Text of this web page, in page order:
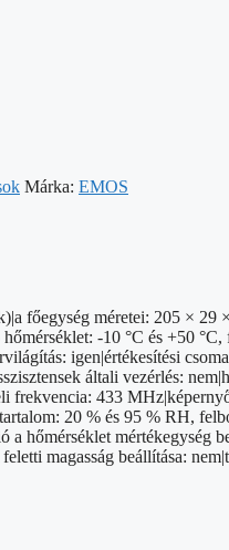
Márka: EMOS
főegység méretei: 205 ×
-10 °C és +50
igen|értékesítési
általi vezérlés:
frekvencia: 433
20 % és 95 % RH,
hőmérséklet
magasság beállítása: